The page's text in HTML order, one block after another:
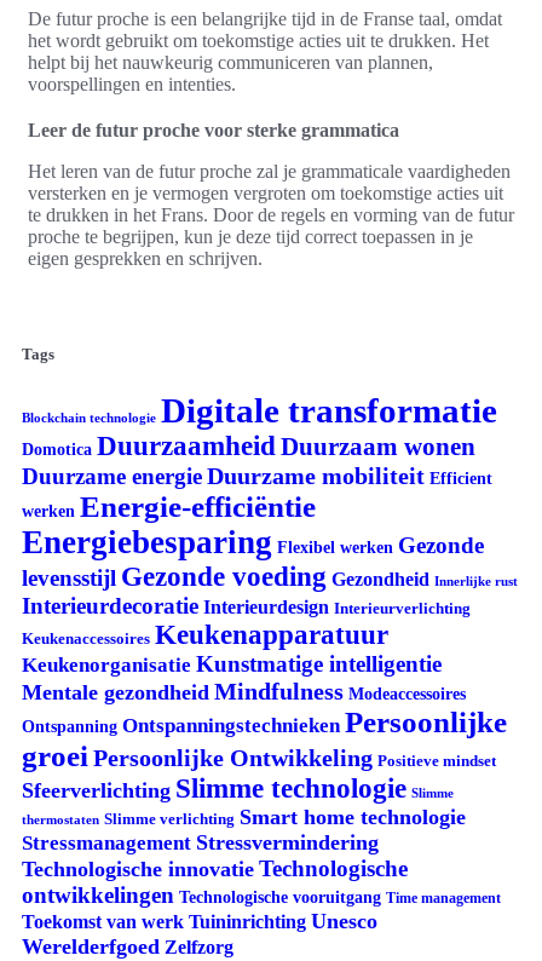
De futur proche is een belangrijke tijd in de Franse taal, omdat
het wordt gebruikt om toekomstige acties uit te drukken. Het
helpt bij het nauwkeurig communiceren van plannen,
voorspellingen en intenties.
Leer de futur proche voor sterke grammatica
Het leren van de futur proche zal je grammaticale vaardigheden
versterken en je vermogen vergroten om toekomstige acties uit
te drukken in het Frans. Door de regels en vorming van de futur
proche te begrijpen, kun je deze tijd correct toepassen in je
eigen gesprekken en schrijven.
Tags
Blockchain technologie Digitale transformatie
Domotica DuurzaamheidDuurzaam wonen
Duurzame energieDuurzame mobiliteit Efficient
werken Energie-efficiëntie
Energiebesparing Flexibel werken Gezonde
levensstijl Gezonde voeding Gezondheid Innerlijke rust
Interieurdecoratie Interieurdesign Interieurverlichting
Keukenaccessoires Keukenapparatuur
Keukenorganisatie Kunstmatige intelligentie
Mentale gezondheid Mindfulness Modeaccessoires
Ontspanning Ontspanningstechnieken Persoonlijke
groei Persoonlijke Ontwikkeling Positieve mindset
Sfeerverlichting Slimme technologie Slimme
thermostaten Slimme verlichting Smart home technologie
Stressmanagement Stressvermindering
Technologische innovatie Technologische
ontwikkelingen Technologische vooruitgang Time management
Toekomst van werk Tuininrichting Unesco
Werelderfgoed Zelfzorg